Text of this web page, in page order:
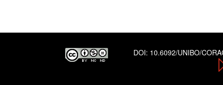
DOI: 10.6092/UNIBO/